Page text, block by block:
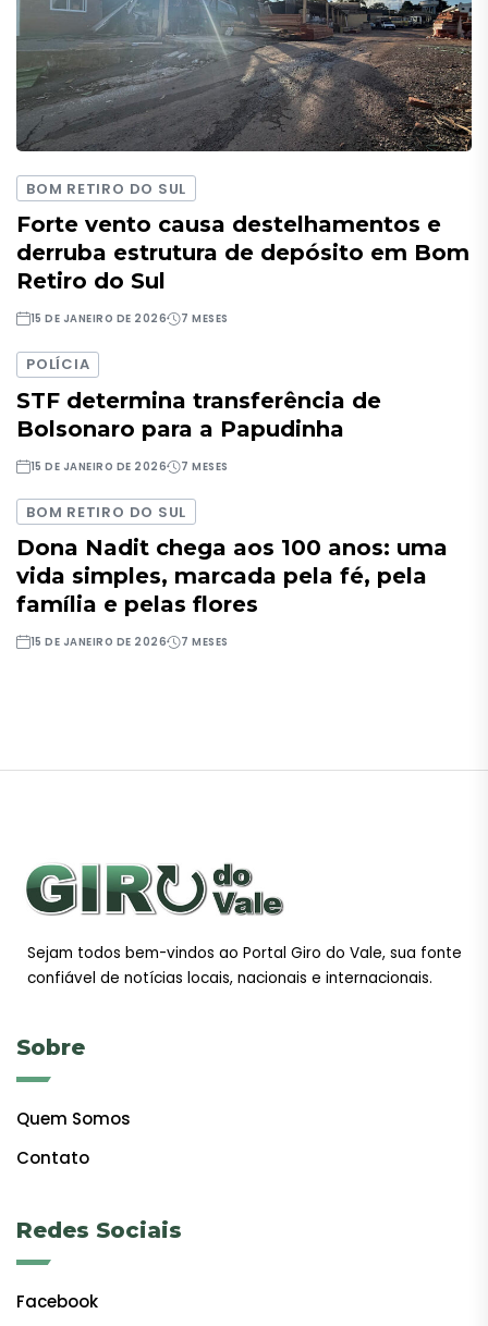
BOM RETIRO DO SUL
Forte vento causa destelhamentos e
derruba estrutura de depósito em Bom
Retiro do Sul
15 DE JANEIRO DE 2026 7 MESES
POLÍCIA
STF determina transferência de
Bolsonaro para a Papudinha
15 DE JANEIRO DE 2026 7 MESES
BOM RETIRO DO SUL
Dona Nadit chega aos 100 anos: uma
vida simples, marcada pela fé, pela
família e pelas flores
15 DE JANEIRO DE 2026 7 MESES
Sejam todos bem-vindos ao Portal Giro do Vale, sua fonte
confiável de notícias locais, nacionais e internacionais.
Sobre
Quem Somos
Contato
Redes Sociais
Facebook